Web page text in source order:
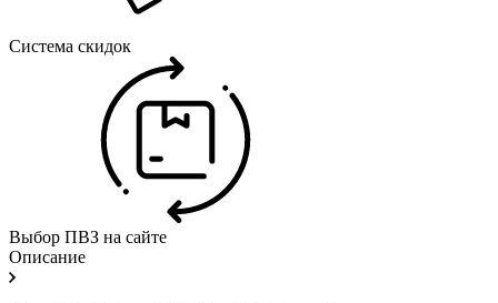
Система скидок
Выбор ПВЗ на сайте
Описание